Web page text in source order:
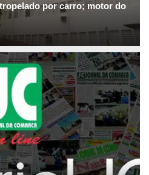
por carro; motor do